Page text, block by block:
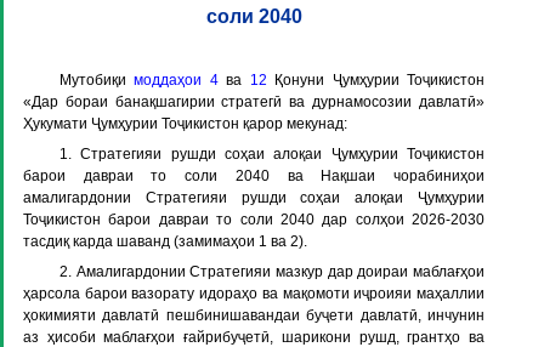
соли 2040
Мутобиқимоддаҳои 4ва 12 Қонуни Ҷумҳурии Тоҷикистон
«Дар бораи банақшагирии стратегӣ ва дурнамосозии давлатӣ»
Ҳукумати Ҷумҳурии Тоҷикистон қарор мекунад:
1. Стратегияи рушди соҳаи алоқаи Ҷумҳурии Тоҷикистон
барои давраи то соли 2040 ва Нақшаи чорабиниҳои
амалигардонии Стратегияи рушди соҳаи алоқаи Ҷумҳурии
Тоҷикистон барои давраи то соли 2040 дар солҳои 2026-2030
тасдиқ карда шаванд (замимаҳои 1 ва 2).
2. Амалигардонии Стратегияи мазкур дар доираи маблағҳои
ҳарсола барои вазорату идораҳо ва мақомоти иҷроияи маҳаллии
ҳокимияти давлатӣ пешбинишавандаи буҷети давлатӣ, инчунин
аз ҳисоби маблағҳои ғайрибуҷетӣ, шарикони рушд, грантҳо ва